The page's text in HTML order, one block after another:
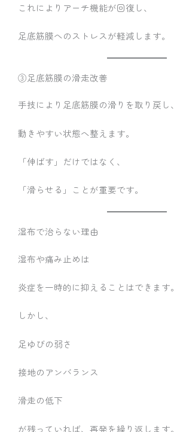
これによりアーチ機能が回復し、
足底筋膜へのストレスが軽減します。
③足底筋膜の滑走改善
手技により足底筋膜の滑りを取り戻し、
動きやすい状態へ整えます。
「伸ばす」だけではなく、
「滑らせる」ことが重要です。
湿布で治らない理由
湿布や痛み止めは
炎症を一時的に抑えることはできます。
しかし、
足ゆびの弱さ
接地のアンバランス
滑走の低下
が残っていれば、再発を繰り返します。